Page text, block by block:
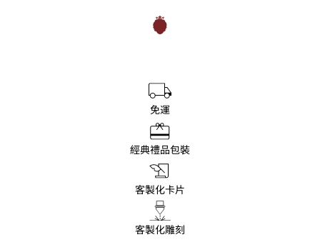
免運
經典禮品包裝
客製化卡片
客製化雕刻